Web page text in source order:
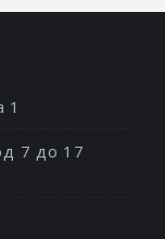
1
7 до 17